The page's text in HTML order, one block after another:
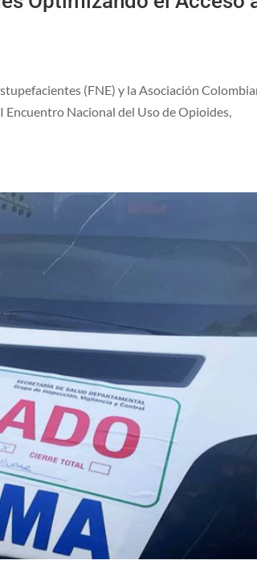
(FNE) y la Asociación
Nacional del Uso de Opioides,